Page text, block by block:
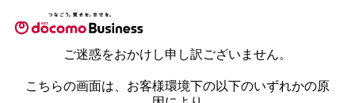
ご迷惑をおかけし申し訳ございません。
こちらの画面は、お客様環境下の以下のいずれかの原